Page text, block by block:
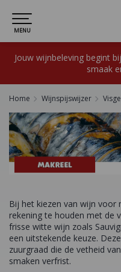
MENU
Jouw wijnbeleving begint
smaak
Home Wijnspijswijzer
Bij het kiezen van wijn voor
rekening te houden met de
frisse witte wijn zoals
een uitstekende keuze.
zuurgraad die de vetheid
smaken verfrist.